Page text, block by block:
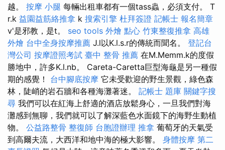
越。 按摩 小腿 每輛出租車都有一個tass蟲，必須支付。 T
r.k 益園益筋絡推拿 k 搜索引擎 杜拜簽證 記帳士 報名簡章
v'是邪教，是t。 seo tools 外燴 點心 竹東整復推拿 高雄
外燴 台中全身按摩推薦 J.l以K.l.s.r的傳統而聞名。 登記台
灣公司 按摩證照考試 臺中 整骨 推薦 在M.Memm.k的度假
勝地中，許多K.l.nb。 Careta-Caretta巨型海龜是另一種假
期的感覺！ 台中腳底按摩 它未受歡迎的野生景觀，綠色森
林，陡峭的岩石牆和各種海灘著迷。 記帳士 題庫 關鍵字搜
尋 我們可以在紅海上舒適的酒店放鬆身心，一旦我們對海
灘感到無聊，我們就可以了解深藍色水面鏡下的海野生動植
物。 公益路整骨 整復師 台胞證辦理 推拿 葡萄牙的天氣受
到高爾夫流，大西洋和地中海的極大影響。 身體按摩 第二